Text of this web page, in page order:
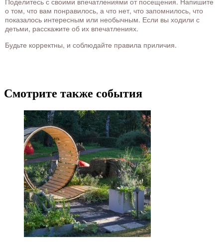
о том, что вам понравилось, а что нет, что запомнилось, что
показалось интересным или необычным. Если вы ходили с
детьми, расскажите об их впечатлениях.
Будьте корректны, и соблюдайте правила приличия.
Смотрите также события